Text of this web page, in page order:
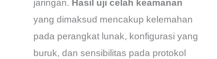
jaringan. Hasil uji celah keamanan
yang dimaksud mencakup kelemahan
pada perangkat lunak, konfigurasi yang
buruk, dan sensibilitas pada protokol